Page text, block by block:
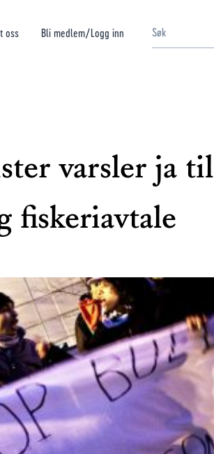
oss Bli medlem/Logg inn
varsler ja til
fiskeriavtale